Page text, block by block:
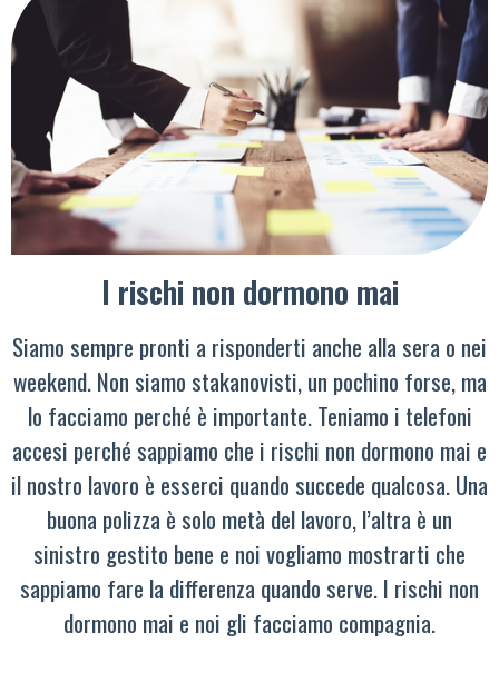
I rischi non dormono mai
Siamo sempre pronti a risponderti anche alla sera o nei
weekend. Non siamo stakanovisti, un pochino forse, ma
lo facciamo perché è importante. Teniamo i telefoni
accesi perché sappiamo che i rischi non dormono mai e
il nostro lavoro è esserci quando succede qualcosa. Una
buona polizza è solo metà del lavoro, l’altra è un
sinistro gestito bene e noi vogliamo mostrarti che
sappiamo fare la differenza quando serve. I rischi non
dormono mai e noi gli facciamo compagnia.